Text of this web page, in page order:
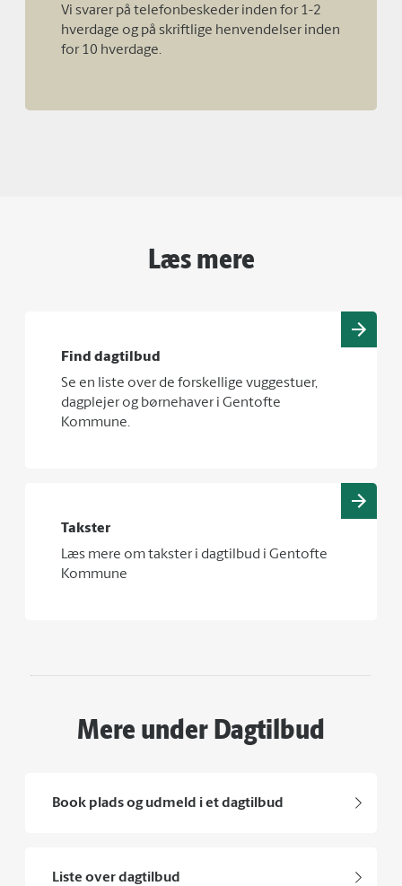
Vi svarer på telefonbeskeder inden for 1-2
hverdage og på skriftlige henvendelser inden
for 10 hverdage.
Læs mere
Find dagtilbud
Se en liste over de forskellige vuggestuer,
dagplejer og børnehaver i Gentofte
Kommune.
Takster
Læs mere om takster i dagtilbud i Gentofte
Kommune
Mere under Dagtilbud
Book plads og udmeld i et dagtilbud
Liste over dagtilbud